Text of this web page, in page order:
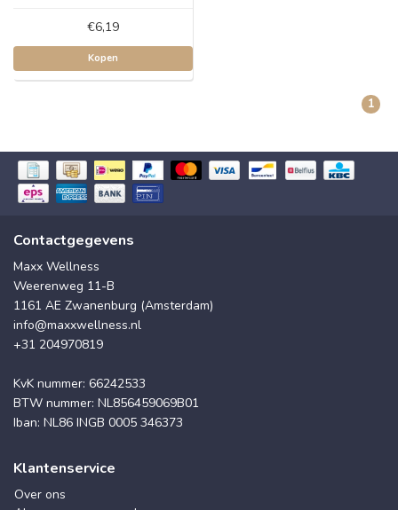
€6,19
Kopen
1
Contactgegevens
Maxx Wellness
Weerenweg 11-B
1161 AE Zwanenburg (Amsterdam)
info@maxxwellness.nl
+31 204970819
KvK nummer: 66242533
BTW nummer: NL856459069B01
Iban: NL86 INGB 0005 346373
Klantenservice
Over ons